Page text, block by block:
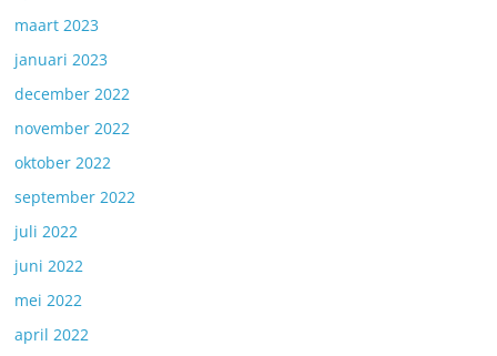
maart 2023
januari 2023
december 2022
november 2022
oktober 2022
september 2022
juli 2022
juni 2022
mei 2022
april 2022